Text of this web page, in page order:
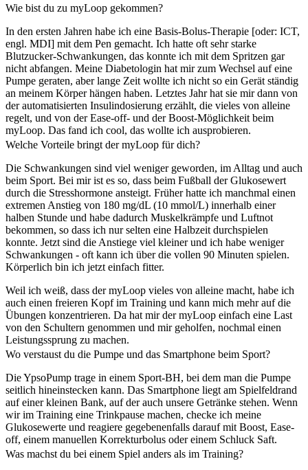
Wie bist du zu myLoop gekommen?
In den ersten Jahren habe ich eine Basis-Bolus-Therapie [oder: ICT,
engl. MDI] mit dem Pen gemacht. Ich hatte oft sehr starke
Blutzucker-Schwankungen, das konnte ich mit dem Spritzen gar
nicht abfangen. Meine Diabetologin hat mir zum Wechsel auf eine
Pumpe geraten, aber lange Zeit wollte ich nicht so ein Gerät ständig
an meinem Körper hängen haben. Letztes Jahr hat sie mir dann von
der automatisierten Insulindosierung erzählt, die vieles von alleine
regelt, und von der Ease-off- und der Boost-Möglichkeit beim
myLoop. Das fand ich cool, das wollte ich ausprobieren.
Welche Vorteile bringt der myLoop für dich?
Die Schwankungen sind viel weniger geworden, im Alltag und auch
beim Sport. Bei mir ist es so, dass beim Fußball der Glukosewert
durch die Stresshormone ansteigt. Früher hatte ich manchmal einen
extremen Anstieg von 180 mg/dL (10 mmol/L) innerhalb einer
halben Stunde und habe dadurch Muskelkrämpfe und Luftnot
bekommen, so dass ich nur selten eine Halbzeit durchspielen
konnte. Jetzt sind die Anstiege viel kleiner und ich habe weniger
Schwankungen - oft kann ich über die vollen 90 Minuten spielen.
Körperlich bin ich jetzt einfach fitter.
Weil ich weiß, dass der myLoop vieles von alleine macht, habe ich
auch einen freieren Kopf im Training und kann mich mehr auf die
Übungen konzentrieren. Da hat mir der myLoop einfach eine Last
von den Schultern genommen und mir geholfen, nochmal einen
Leistungssprung zu machen.
Wo verstaust du die Pumpe und das Smartphone beim Sport?
Die YpsoPump trage in einem Sport-BH, bei dem man die Pumpe
seitlich hineinstecken kann. Das Smartphone liegt am Spielfeldrand
auf einer kleinen Bank, auf der auch unsere Getränke stehen. Wenn
wir im Training eine Trinkpause machen, checke ich meine
Glukosewerte und reagiere gegebenenfalls darauf mit Boost, Ease-
off, einem manuellen Korrekturbolus oder einem Schluck Saft.
Was machst du bei einem Spiel anders als im Training?